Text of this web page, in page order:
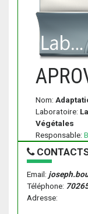
Nom:
Laboratoire:
Végétales
Responsable:
Email:
Téléphone:
Adresse: